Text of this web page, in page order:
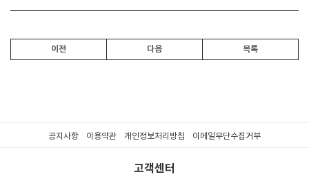
이전 다음 목록
공지사항 이용약관 개인정보처리방침 이메일무단수집거부
고객센터